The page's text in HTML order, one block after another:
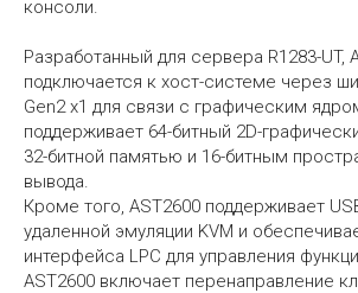
консоли.
Разработанный для сервера R1283-UT,
подключается к хост-системе через
Gen2 x1 для связи с графическим
поддерживает 64-битный 2D-
32-битной памятью и 16-битным
вывода.
Кроме того, AST2600 поддерживает
удаленной эмуляции KVM и
интерфейса LPC для управления
AST2600 включает перенаправление